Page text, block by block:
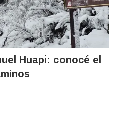
Huapi: conocé el